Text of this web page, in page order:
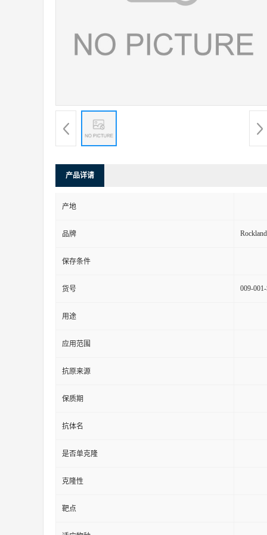
产品详请
产地
品牌 Rockland
保存条件
货号 009-
用途
应用范围
抗原来源
保质期
抗体名
是否单克隆
克隆性
靶点